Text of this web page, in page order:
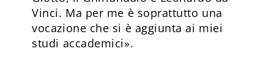
Vinci. Ma per me è soprattutto una
vocazione che si è aggiunta ai miei
studi accademici».